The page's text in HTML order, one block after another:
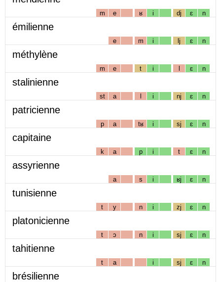
m e ʁ i dj ɛ n
émilienne
e m i lj ɛ n
méthylène
m e t i l ɛ n
stalinienne
st a l i nj ɛ n
patricienne
p a tʁ i sj ɛ n
capitaine
k a p i t ɛ n
assyrienne
a s i ʁj ɛ n
tunisienne
t y n i zj ɛ n
platonicienne
t ɔ n i sj ɛ n
tahitienne
t a i sj ɛ n
brésilienne